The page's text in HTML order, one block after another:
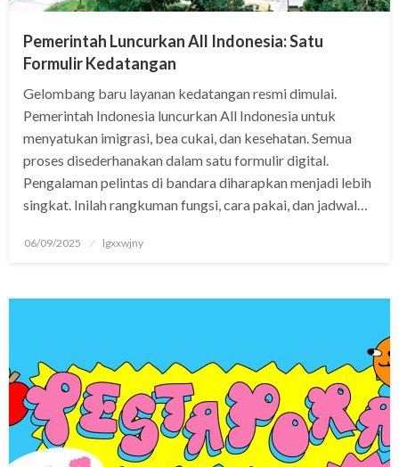
Pemerintah Luncurkan All Indonesia: Satu
Formulir Kedatangan
Gelombang baru layanan kedatangan resmi dimulai.
Pemerintah Indonesia luncurkan All Indonesia untuk
menyatukan imigrasi, bea cukai, dan kesehatan. Semua
proses disederhanakan dalam satu formulir digital.
Pengalaman pelintas di bandara diharapkan menjadi lebih
singkat. Inilah rangkuman fungsi, cara pakai, dan jadwal…
Posted
06/09/2025 lgxxwjny